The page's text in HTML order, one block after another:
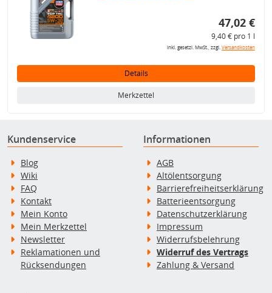
47,02 €
9,40 € pro 1 l
inkl. gesetzl. MwSt., zzgl.Versandkosten
Details
Merkzettel
Kundenservice
Blog
Wiki
FAQ
Kontakt
Mein Konto
Mein Merkzettel
Newsletter
Reklamationen und
Rücksendungen
Informationen
AGB
Altölentsorgung
Barrierefreiheitserklärung
Batterieentsorgung
Datenschutzerklärung
Impressum
Widerrufsbelehrung
Widerruf des Vertrags
Zahlung & Versand